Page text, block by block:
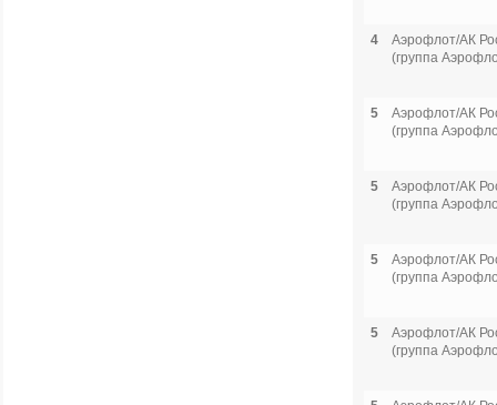
4
Аэрофлот/АК
(группа
5
Аэрофлот/АК
(группа
5
Аэрофлот/АК
(группа
5
Аэрофлот/АК
(группа
5
Аэрофлот/АК
(группа